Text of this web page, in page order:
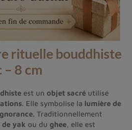
rituelle bouddhiste
8 cm
est un objet sacré utilisé
. Elle symbolise la lumière de
. Traditionnellement
de yak ou du ghee , elle est